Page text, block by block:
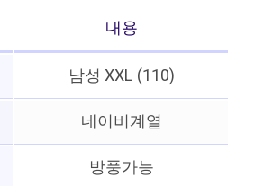
내용
남성 XXL (110)
네이비계열
방풍가능